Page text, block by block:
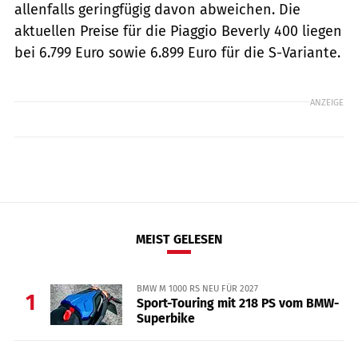
allenfalls geringfügig davon abweichen. Die
aktuellen Preise für die Piaggio Beverly 400 liegen
bei 6.799 Euro sowie 6.899 Euro für die S-Variante.
ANZEIGE
MEIST GELESEN
1
BMW M 1000 RS NEU FÜR 2027
Sport-Touring mit 218 PS vom BMW-
Superbike